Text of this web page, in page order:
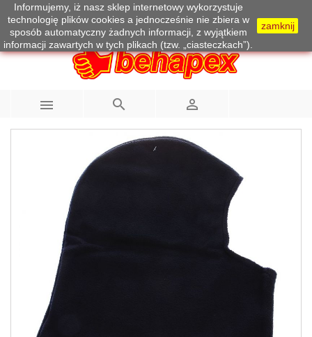
Informujemy, iż nasz sklep internetowy wykorzystuje
technologię plików cookies a jednocześnie nie zbiera w
sposób automatyczny żadnych informacji, z wyjątkiem
informacji zawartych w tych plikach (tzw. „ciasteczkach”).
zamknij
Telefon:733 100 215
  